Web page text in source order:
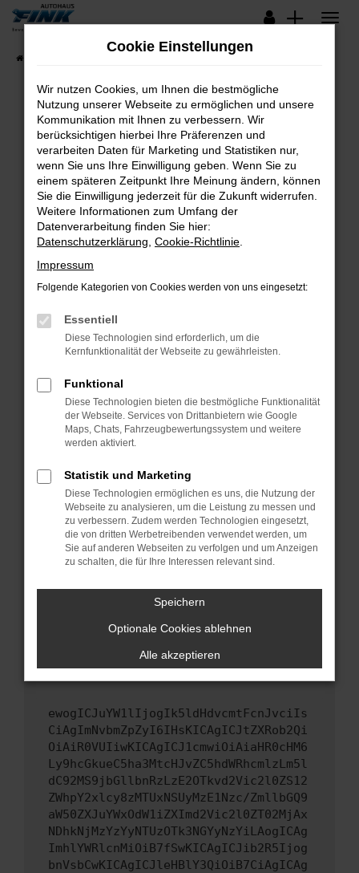
Zum
springen
Lagerfahrzeuge
Fehler: Network Error
Beim Laden ist ein Fehler aufgetreten.
Hier sind ein paar Tipps, die dir helfen können:
Überprüfe deine Firewall und deine
Internetverbindung.
Laden andere Webseiten, zum Beispiel deine
Suchmaschine?
Prüfe deine Browsererweiterungen.
können das Laden bestimmter Seiten
verhindern. Funktioniert die Seite in einem
anderen Browser oder in einem privaten
Starte dein Gerät neu.
Das kann manchmal helfen, vorübergehende
Probleme zu beheben.
Betriebssystem auf dem neuesten Stand
sind.
Veraltete Software birgt nicht nur ein
Sicherheitsrisiko, sondern kann auch dazu
führen, dass bestimmte Funktionen nicht mehr
unterstützt werden.
Wende dich an den Webseitenbetreiber.
Wenn du alle oben genannten Schritte versucht
hast, kontaktiere uns bitte. Wir werden
versuchen, das Problem zu beheben. Du kannst
uns diesen Text schicken, um uns bei der
ewogICJuYW1lIjogIk5ldHdvcmtFcnJvciIs
CiAgImNvbmZpZyI6IHsKICAgICJtZXRob2Qi
OiAiR0VUIiwKICAgICJ1cmwiOiAiaHR0cHM6
Ly9hcGkueC5ha3MtcHJvZC5hdWRhcmlzLm5l
dC92MS9jbGllbnRzLzE2OTkvd2Vic2l0ZS12
ZWhpY2xlcy8zMTUxNSUyMzE1Nzc/ZmllbGQ9
aW50ZXJuYWxOdW1iZXImd2Vic2l0ZT02MjAx
NDhkNjMzYzYyNTUzOTk3NGYyNzYiLAogICAg
ImhlYWRlcnMiOiB7fSwKICAgICJib2R5Ijog
bnVsbCwKICAgICJleHBlY3QiOiB7CiAgICAg
Cookie Einstellungen
Wir nutzen Cookies, um Ihnen die bestmögliche
Nutzung unserer Webseite zu ermöglichen und unsere
Kommunikation mit Ihnen zu verbessern. Wir
berücksichtigen hierbei Ihre Präferenzen und
verarbeiten Daten für Marketing und Statistiken nur,
wenn Sie uns Ihre Einwilligung geben. Wenn Sie zu
einem späteren Zeitpunkt Ihre Meinung ändern, können
Sie die Einwilligung jederzeit für die Zukunft widerrufen.
Weitere Informationen zum Umfang der
Datenverarbeitung finden Sie hier:
Datenschutzerklärung Cookie-Richtlinie
Impressum
Folgende Kategorien von Cookies werden von uns eingesetzt:
Essentiell
Diese Technologien sind erforderlich, um die
Kernfunktionalität der Webseite zu gewährleisten.
Funktional
Diese Technologien bieten die bestmögliche Funktionalität
der Webseite. Services von Drittanbietern wie Google
Maps, Chats, Fahrzeugbewertungssystem und weitere
werden aktiviert.
Statistik und Marketing
Diese Technologien ermöglichen es uns, die Nutzung der
Webseite zu analysieren, um die Leistung zu messen und
zu verbessern. Zudem werden Technologien eingesetzt,
die von dritten Werbetreibenden verwendet werden, um
Sie auf anderen Webseiten zu verfolgen und um Anzeigen
zu schalten, die für Ihre Interessen relevant sind.
Speichern
Optionale Cookies ablehnen
Alle akzeptieren